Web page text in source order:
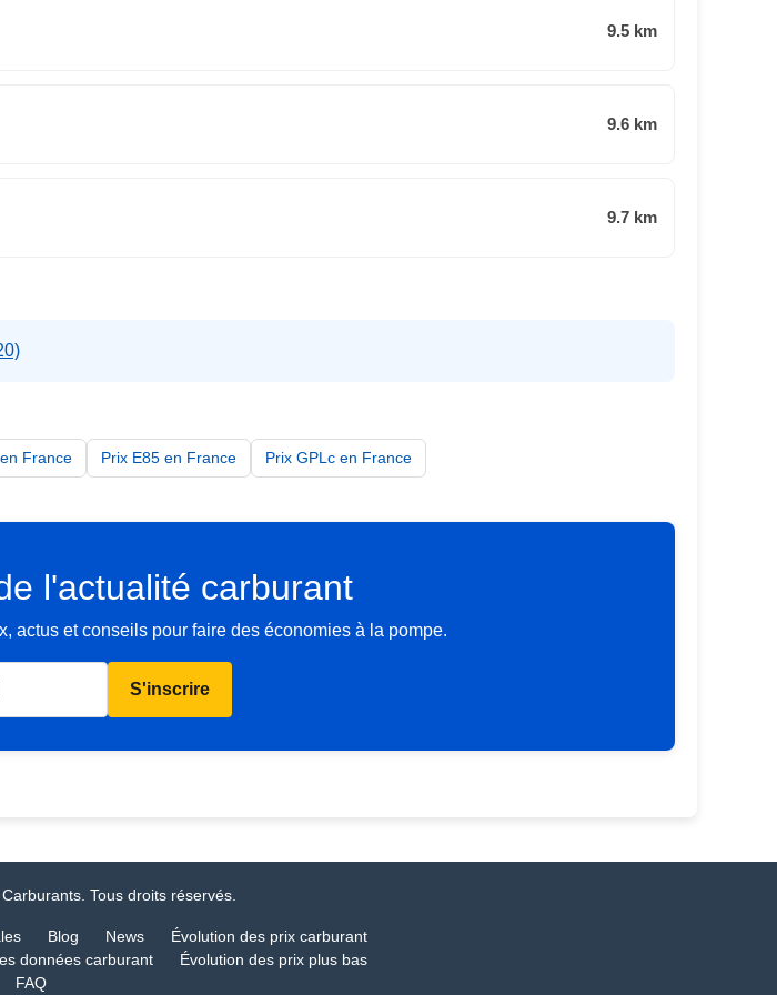
9.5 km
9.6 km
9.7 km
France Prix E85 en France Prix GPLc en France
l'actualité carburant
actus et conseils pour faire des économies à la pompe.
S'inscrire
Tous droits réservés.
Blog News
Évolution des prix carburant
données carburant
Évolution des prix plus bas
FAQ